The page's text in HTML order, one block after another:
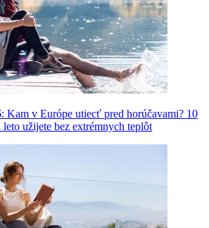
Kam v Európe utiecť pred horúčavami? 10
leto užijete bez extrémnych teplôt